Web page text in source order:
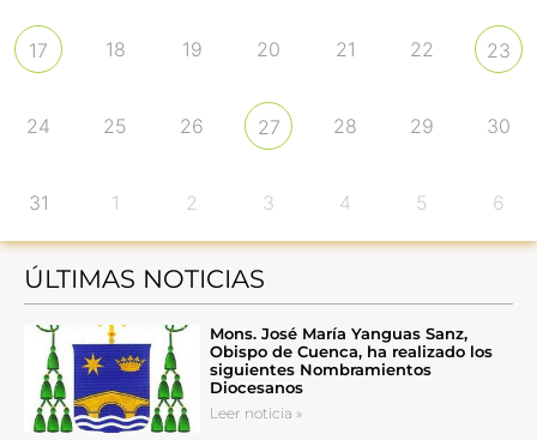
17 18 19 20 21 22 23
24 25 26 27 28 29 30
31 1 2 3 4 5 6
ÚLTIMAS NOTICIAS
Mons. José María Yanguas Sanz,
Obispo de Cuenca, ha realizado los
siguientes Nombramientos
Diocesanos
Leer noticia »